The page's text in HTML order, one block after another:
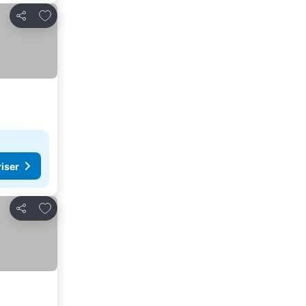
Dela
Lägg till i Mina Favoriter
Dela
Lägg till i Mina Favoriter